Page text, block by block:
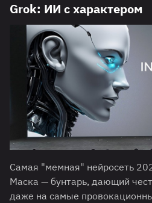
Grok: ИИ с характером
Самая "мемная" нейросеть
Маска — бунтарь, дающий
даже на самые